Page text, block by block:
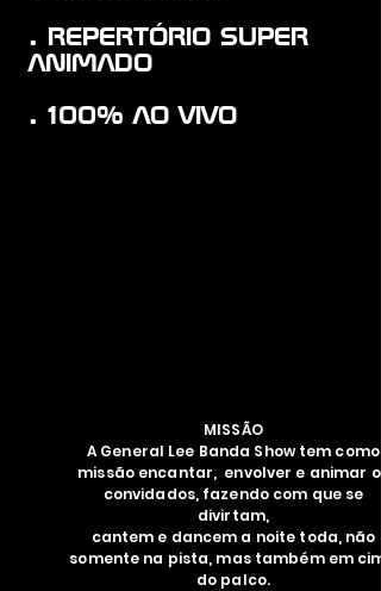
. REPERTÓRIO SUPER
ANIMADO
. 100% AO VIVO
MISSÃO
A General Lee Banda Show tem como
missão encantar, envolver e animar os
convidados, fazendo com que se
divirtam,
cantem e dancem a noite toda, não
somente na pista, mas também em
do palco.